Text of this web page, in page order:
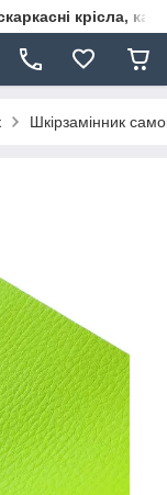
крісла,
Шкірзамінник